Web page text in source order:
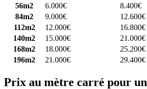
56m2
6.000€ 8.400€
84m2
9.000€ 12.600€
112m2
12.000€ 16.800€
140m2
15.000€ 21.000€
168m2
18.000€ 25.200€
196m2
21.000€ 29.400€
Prix au mètre carré pour